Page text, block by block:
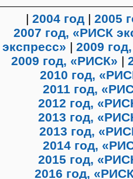
|2004 год |2005
2007 год, «РИСК
экспресс» |2009
2009 год, «РИСК» |
2010 год,
2011 год,
2012 год,
2013 год,
2013 год,
2014 год,
2015 год,
2016 год,